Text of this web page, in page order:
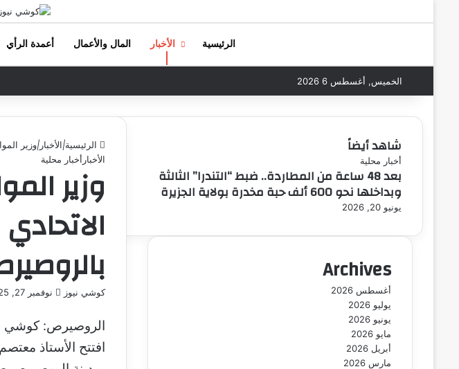
الرئيسية الأخبار المال والأعمال أعمدة الرأي
الخميس, أغسطس 6 2026
الرئيسية|الأخبار|وزير
الأخبار أخبار محلية
وزير
كوشي نيوز
أ
س
ل
ب
نوفمبر 27, 2025
الروصيرص: كوشي
افتتح الأستاذ
شاهد أيضاً
غ
ق
أخبار محلية
بعد 48 ساعة من المطاردة.. ضبط “التندرا” الثالثة
وبداخلها نحو 600 ألف حبة مخدرة بولاية الجزيرة
يونيو 20, 2026
Archives
أغسطس 2026
يوليو 2026
يونيو 2026
مايو 2026
أبريل 2026
مارس 2026